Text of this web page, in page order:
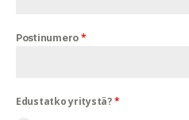
Postinumero *
Edustatko yritystä?*